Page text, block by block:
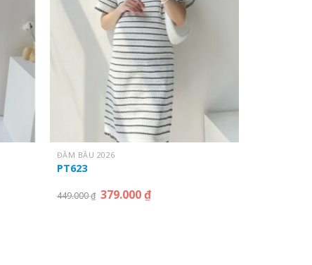
ĐẦM BẦU 2026
PT623
449.000₫ 379.000₫